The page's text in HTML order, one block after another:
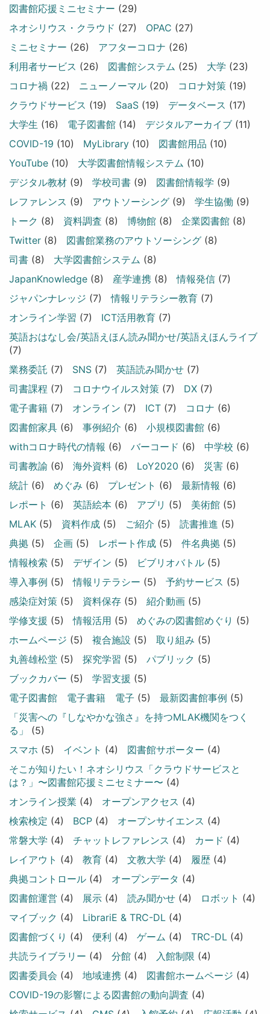
図書館応援ミニセミナー (29)
ネオシリウス・クラウド (27) OPAC (27)
ミニセミナー (26) アフターコロナ (26)
利用者サービス (26) 図書館システム (25) 大学 (23)
コロナ禍 (22) ニューノーマル(20) コロナ対策(19)
クラウドサービス (19) SaaS(19) データベース (17)
大学生 (16) 電子図書館(14) デジタルアーカイブ(11)
COVID-19 (10) MyLibrary(10) 図書館用品 (10)
YouTube(10) 大学図書館情報システム (10)
デジタル教材(9) 学校司書(9) 図書館情報学 (9)
レファレンス (9) アウトソーシング(9) 学生協働 (9)
トーク (8) 資料調査 (8) 博物館(8) 企業図書館(8)
Twitter(8) 図書館業務のアウトソーシング(8)
司書(8) 大学図書館システム (8)
JapanKnowledge(8) 産学連携(8) 情報発信(7)
ジャパンナレッジ (7) 情報リテラシー教育(7)
オンライン学習 (7) ICT活用教育(7)
英語おはなし会/英語えほん読み聞かせ/英語えほんライブ
(7)
業務委託 (7) SNS(7) 英語読み聞かせ(7)
司書課程 (7) コロナウイルス対策(7) DX(7)
電子書籍(7) オンライン (7) ICT(7) コロナ (6)
図書館家具(6) 事例紹介 (6) 小規模図書館(6)
withコロナ時代の情報 (6) バーコード (6) 中学校 (6)
司書教諭 (6) 海外資料(6) LoY2020 (6) 災害(6)
統計(6) めぐみ (6) プレゼント (6) 最新情報 (6)
レポート (6) 英語絵本(6) アプリ (5) 美術館(5)
MLAK(5) 資料作成(5) ご紹介 (5) 読書推進 (5)
典拠(5) 企画(5) レポート作成(5) 件名典拠(5)
情報検索 (5) デザイン (5) ビブリオバトル(5)
導入事例 (5) 情報リテラシー (5) 予約サービス (5)
感染症対策(5) 資料保存(5) 紹介動画(5)
学修支援 (5) 情報活用 (5) めぐみの図書館めぐり (5)
ホームページ (5) 複合施設 (5) 取り組み (5)
丸善雄松堂 (5) 探究学習 (5) パブリック (5)
ブックカバー (5) 学習支援 (5)
電子図書館 電子書籍 電子 (5) 最新図書館事例 (5)
「災害への『しなやかな強さ』を持つMLAK機関をつく
る」
(5)
スマホ (5) イベント (4) 図書館サポーター (4)
そこが知りたい！ネオシリウス「クラウドサービスと
は？」〜図書館応援ミニセミナー〜 (4)
オンライン授業 (4) オープンアクセス (4)
検索検定 (4) BCP(4) オープンサイエンス (4)
常磐大学 (4) チャットレファレンス (4) カード (4)
レイアウト (4) 教育(4) 文教大学 (4) 履歴(4)
典拠コントロール(4) オープンデータ (4)
図書館運営 (4) 展示(4) 読み聞かせ(4) ロボット (4)
マイブック (4) LibrariE & TRC-DL(4)
図書館づくり (4) 便利 (4) ゲーム (4) TRC-DL(4)
共読ライブラリー (4) 分館(4) 入館制限 (4)
図書委員会 (4) 地域連携(4) 図書館ホームページ (4)
COVID-19の影響による図書館の動向調査 (4)